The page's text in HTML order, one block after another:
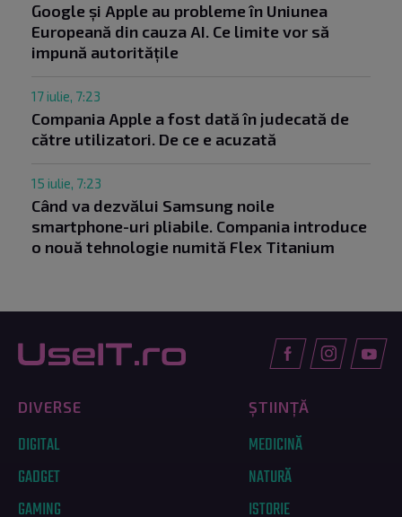
Google și Apple au probleme în Uniunea
Europeană din cauza AI. Ce limite vor să
impună autoritățile
17 iulie, 7:23
Compania Apple a fost dată în judecată de
către utilizatori. De ce e acuzată
15 iulie, 7:23
Când va dezvălui Samsung noile
smartphone-uri pliabile. Compania introduce
o nouă tehnologie numită Flex Titanium
DIVERSE
DIGITAL
GADGET
GAMING
ȘTIINȚĂ
MEDICINĂ
NATURĂ
ISTORIE